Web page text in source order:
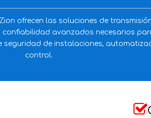
ofrecen las soluciones de
confiabilidad avanzados necesarios
de instalaciones,
control.
